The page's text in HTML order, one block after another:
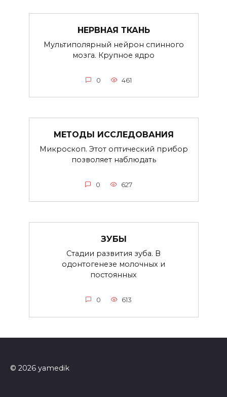
НЕРВНАЯ ТКАНЬ
Мультиполярный нейрон спинного
мозга. Крупное ядро
0 461
МЕТОДЫ ИССЛЕДОВАНИЯ
Микроскоп. Этот оптический прибор
позволяет наблюдать
0 627
ЗУБЫ
Стадии развития зуба. В
одонтогенезе молочных и
постоянных
0 613
© 2026 yamedik